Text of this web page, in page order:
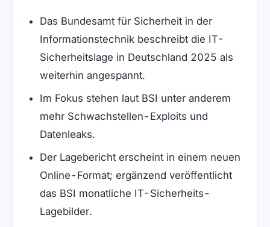
Das Bundesamt für Sicherheit in der
Informationstechnik beschreibt die IT-
Sicherheitslage in Deutschland 2025 als
weiterhin angespannt.
Im Fokus stehen laut BSI unter anderem
mehr Schwachstellen-Exploits und
Datenleaks.
Der Lagebericht erscheint in einem neuen
Online-Format; ergänzend veröffentlicht
das BSI monatliche IT-Sicherheits-
Lagebilder.